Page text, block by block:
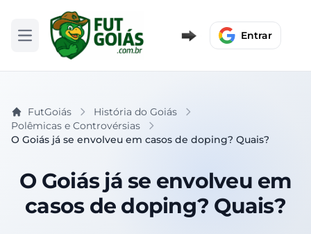
Abrir menu Entrar
FutGoiás
História do Goiás
Polêmicas e Controvérsias
O Goiás já se envolveu em casos de doping? Quais?
O Goiás já se envolveu em
casos de doping? Quais?